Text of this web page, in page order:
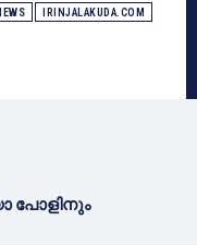
IRINJALAKUDA.COM
പോളിനും